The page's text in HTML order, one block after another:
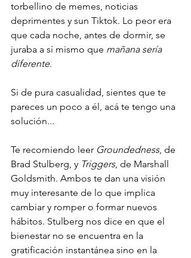
torbellino de memes, noticias
deprimentes y sun Tiktok. Lo peor era
que cada noche, antes de dormir, se
juraba a sí mismo que mañana sería
diferente.
Si de pura casualidad, sientes que te
pareces un poco a él, acá te tengo una
solución...
Te recomiendo leer Groundedness, de
Brad Stulberg, y Triggers, de Marshall
Goldsmith. Ambos te dan una visión
muy interesante de lo que implica
cambiar y romper o formar nuevos
hábitos. Stulberg nos dice en que el
bienestar no se encuentra en la
gratificación instantánea sino en la